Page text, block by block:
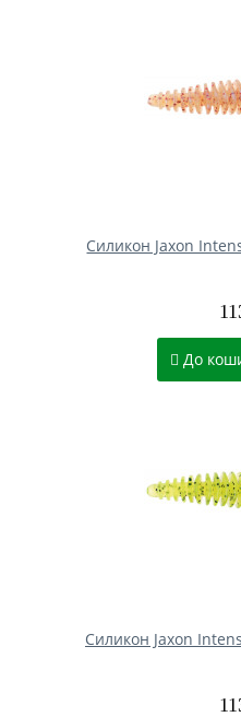
Силикон Jaxon
До
Силикон Jaxon